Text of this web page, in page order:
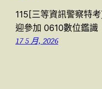
115[三等資訊警察特
迎參加 0610數位鑑
17 5 月, 2026